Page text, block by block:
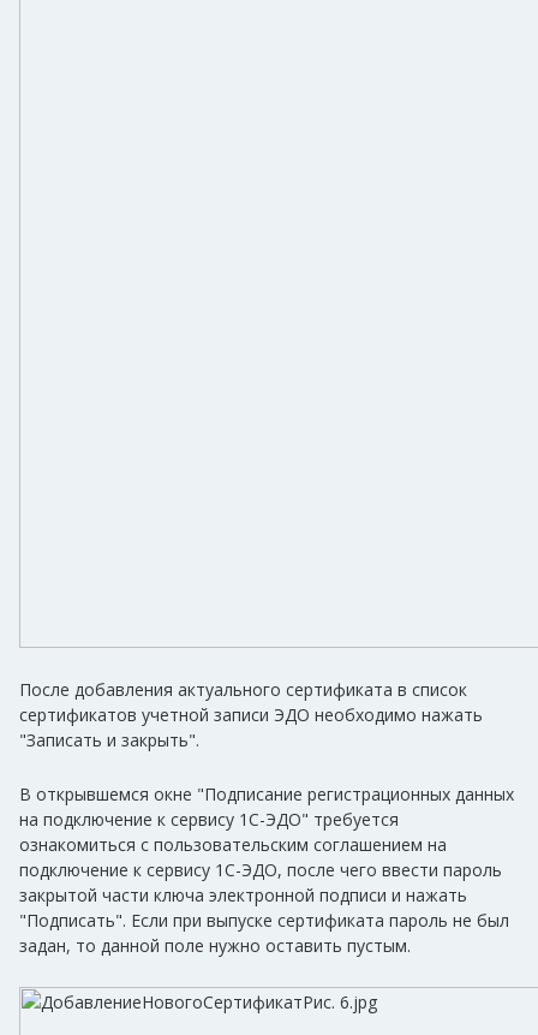
После добавления актуального сертификата в список
сертификатов учетной записи ЭДО необходимо нажать
"Записать и закрыть".
В открывшемся окне "Подписание регистрационных данных
на подключение к сервису 1С-ЭДО" требуется
ознакомиться с пользовательским соглашением на
подключение к сервису 1С-ЭДО, после чего ввести пароль
закрытой части ключа электронной подписи и нажать
"Подписать". Если при выпуске сертификата пароль не был
задан, то данной поле нужно оставить пустым.